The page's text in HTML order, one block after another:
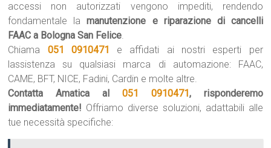
accessi non autorizzati vengono impediti, rendendo
fondamentale lamanutenzione e riparazione di cancelli
FAAC a Bologna San Felice.
Chiama 051 0910471
e affidati ai nostri esperti per
lassistenza su qualsiasi marca di automazione: FAAC,
CAME, BFT, NICE, Fadini, Cardin e molte altre.
Contatta Amatica al 051 0910471, risponderemo
immediatamente! Offriamo diverse soluzioni, adattabili alle
tue necessità specifiche: